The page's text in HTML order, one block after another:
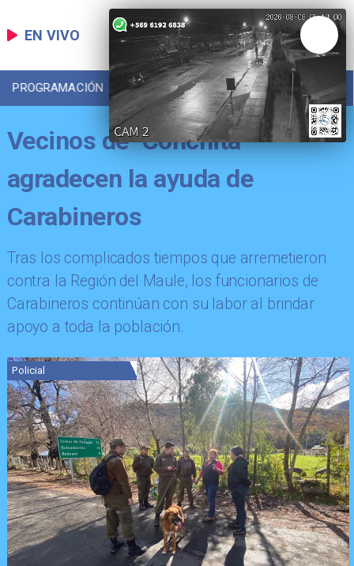
EN VIVO
PROGRAMACIÓN LOCAL DEPORTES
Vecinos de "Conchita"
agradecen la ayuda de
Carabineros
Tras los complicados tiempos que arremetieron
contra la Región del Maule, los funcionarios de
Carabineros continúan con su labor al brindar
apoyo a toda la población.
Policial